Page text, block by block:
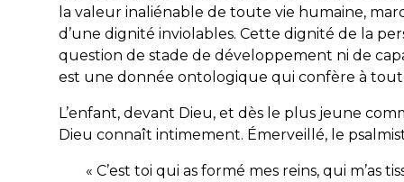
la valeur inaliénable de toute vie humaine,
d’une dignité inviolables. Cette dignité de la
question de stade de développement ni de
est une donnée ontologique qui confère à
L’enfant, devant Dieu, et dès le plus jeune
Dieu connaît intimement. Émerveillé, le
« C’est toi qui as formé mes reins, qui m’as